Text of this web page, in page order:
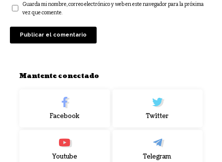
Guarda mi nombre, correo electrónico y web en este navegador para la próxima
vez que comente.
Mantente conectado
Facebook Twitter
Youtube Telegram